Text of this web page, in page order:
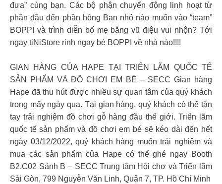
đưa” cùng bạn. Các bộ phận chuyển động linh hoạt từ
phần đầu đến phần hông Bạn nhỏ nào muốn vào “team”
BOPPI và trình diễn bố mẹ bằng vũ điệu vui nhộn? Tới
ngay tiNiStore rinh ngay bé BOPPI về nhà nào!!!!
GIAN HÀNG CỦA HAPE TẠI TRIỂN LÃM QUỐC TẾ
SẢN PHẨM VÀ ĐỒ CHƠI EM BÉ – SECC Gian hàng
Hape đã thu hút được nhiều sự quan tâm của quý khách
trong mấy ngày qua. Tại gian hàng, quý khách có thể tận
tay trải nghiệm đồ chơi gỗ hàng đầu thế giới. Triển lãm
quốc tế sản phẩm và đồ chơi em bé sẽ kéo dài đến hết
ngày 03/12/2022, quý khách hàng muốn trải nghiệm và
mua các sản phẩm của Hape có thể ghé ngay Booth
B2.C02 Sảnh B – SECC Trung tâm Hội chợ và Triển lãm
Sài Gòn, 799 Nguyễn Văn Linh, Quận 7, TP. Hồ Chí Minh